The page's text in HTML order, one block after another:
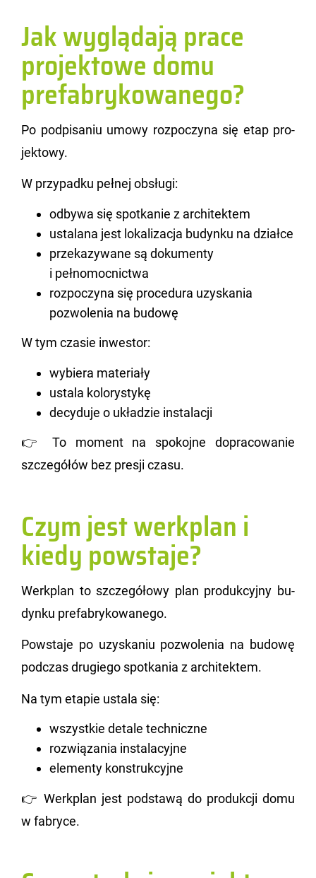
Jak wyglądają prace
projektowe domu
prefabrykowanego?
Po pod­pi­sa­niu umowy roz­po­czy­na się etap pro­
jek­to­wy.
W przy­pad­ku peł­nej ob­słu­gi:
odbywa się spotkanie z architektem
ustalana jest lokalizacja budynku na działce
przekazywane są dokumenty
i pełnomocnictwa
rozpoczyna się procedura uzyskania
pozwolenia na budowę
W tym cza­sie in­we­stor:
wybiera materiały
ustala kolorystykę
decyduje o układzie instalacji
👉 To mo­ment na spo­koj­ne do­pra­co­wa­nie
szcze­gó­łów bez pre­sji czasu.
Czym jest werkplan i
kiedy powstaje?
We­rk­plan to szcze­gó­ło­wy plan pro­duk­cyj­ny bu­
dyn­ku pre­fa­bry­ko­wa­ne­go.
Po­wsta­je po uzy­ska­niu po­zwo­le­nia na bu­do­wę
pod­czas dru­gie­go spo­tka­nia z ar­chi­tek­tem.
Na tym eta­pie usta­la się:
wszystkie detale techniczne
rozwiązania instalacyjne
elementy konstrukcyjne
👉 We­rk­plan jest pod­sta­wą do pro­duk­cji domu
w fa­bry­ce.